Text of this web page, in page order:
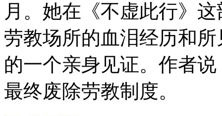
月。她在《不虚此行》
劳教场所的血泪经历和
的一个亲身见证。作者
最终废除劳教制度。